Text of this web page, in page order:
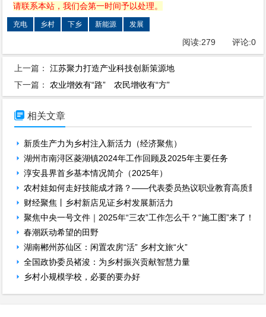
请联系本站，我们会第一时间予以处理。
充电 乡村 下乡 新能源 发展
阅读:279 评论:0
上一篇：江苏聚力打造产业科技创新策源地
下一篇： 农业增效有“路” 农民增收有“方”
 相关文章
新质生产力为乡村注入新活力（经济聚焦）
湖州市南浔区菱湖镇2024年工作回顾及2025年主要任务
淳安县界首乡基本情况简介（2025年）
农村娃如何走好技能成才路？——代表委员热议职业教育高质量
财经聚焦丨乡村新店见证乡村发展新活力
聚焦中央一号文件｜2025年“三农”工作怎么干？“施工图”来了！
春潮跃动希望的田野
湖南郴州苏仙区：闲置农房“活” 乡村文旅“火”
全国政协委员褚浚：为乡村振兴贡献智慧力量
乡村小规模学校，必要的要办好